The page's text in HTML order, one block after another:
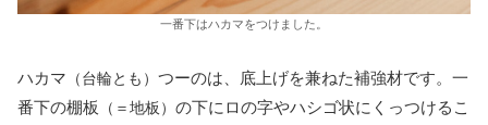
一番下はハカマをつけました。
ハカマ （台輪とも） つーのは、底上げを兼ねた補強材です。一
番下の棚板
（＝地板） の下にロの字やハシゴ状にくっつけるこ